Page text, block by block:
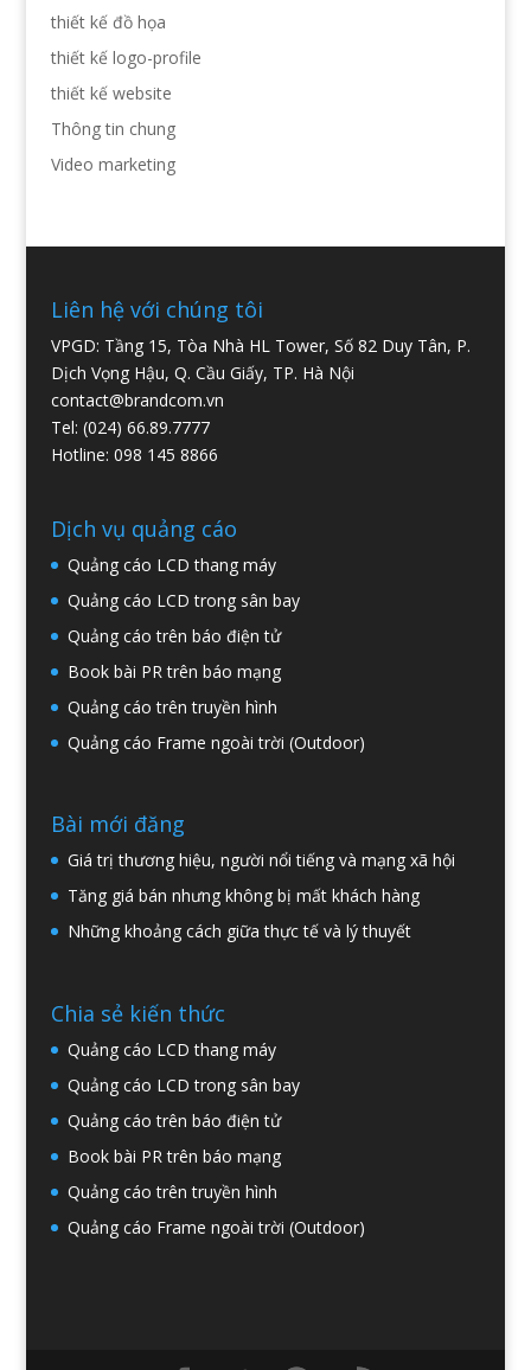
thiết kế đồ họa
thiết kế logo-profile
thiết kế website
Thông tin chung
Video marketing
Liên hệ với chúng tôi
VPGD: Tầng 15, Tòa Nhà HL Tower, Số 82 Duy Tân, P.
Dịch Vọng Hậu, Q. Cầu Giấy, TP. Hà Nội
contact@brandcom.vn
Tel: (024) 66.89.7777
Hotline: 098 145 8866
Dịch vụ quảng cáo
Quảng cáo LCD thang máy
Quảng cáo LCD trong sân bay
Quảng cáo trên báo điện tử
Book bài PR trên báo mạng
Quảng cáo trên truyền hình
Quảng cáo Frame ngoài trời (Outdoor)
Bài mới đăng
Giá trị thương hiệu, người nổi tiếng và mạng xã hội
Tăng giá bán nhưng không bị mất khách hàng
Những khoảng cách giữa thực tế và lý thuyết
Chia sẻ kiến thức
Quảng cáo LCD thang máy
Quảng cáo LCD trong sân bay
Quảng cáo trên báo điện tử
Book bài PR trên báo mạng
Quảng cáo trên truyền hình
Quảng cáo Frame ngoài trời (Outdoor)